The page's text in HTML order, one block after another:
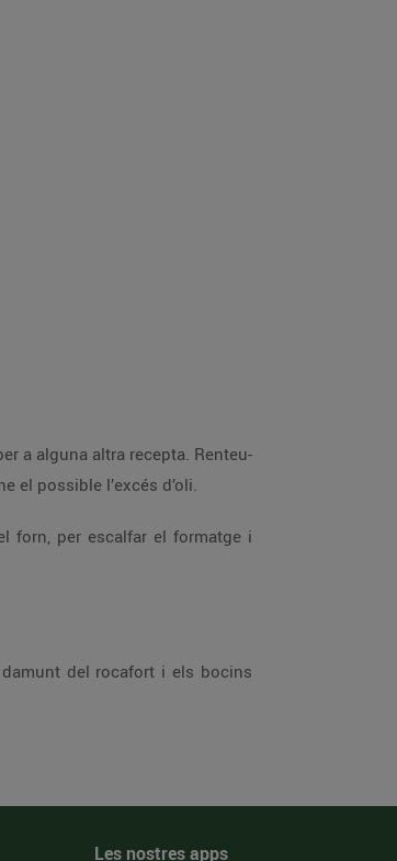
a alguna altra recepta. Renteu-
el possible l’excés d’oli.
forn, per escalfar el formatge i
del rocafort i els bocins
Les nostres apps